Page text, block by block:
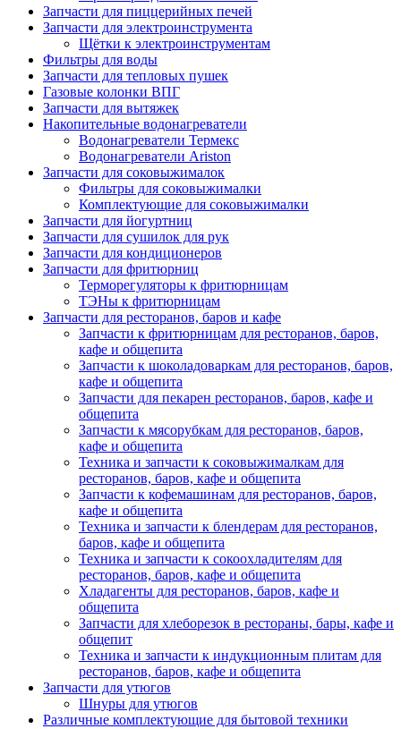
Запчасти для пиццерийных печей
Запчасти для электроинструмента
Щётки к электроинструментам
Фильтры для воды
Запчасти для тепловых пушек
Газовые колонки ВПГ
Запчасти для вытяжек
Накопительные водонагреватели
Водонагреватели Термекс
Водонагреватели Ariston
Запчасти для соковыжималок
Фильтры для соковыжималки
Комплектующие для соковыжималки
Запчасти для йогуртниц
Запчасти для сушилок для рук
Запчасти для кондиционеров
Запчасти для фритюрниц
Терморегуляторы к фритюрницам
ТЭНы к фритюрницам
Запчасти для ресторанов, баров и кафе
Запчасти к фритюрницам для ресторанов, баров,
кафе и общепита
Запчасти к шоколадоваркам для ресторанов, баров,
кафе и общепита
Запчасти для пекарен ресторанов, баров, кафе и
общепита
Запчасти к мясорубкам для ресторанов, баров,
кафе и общепита
Техника и запчасти к соковыжималкам для
ресторанов, баров, кафе и общепита
Запчасти к кофемашинам для ресторанов, баров,
кафе и общепита
Техника и запчасти к блендерам для ресторанов,
баров, кафе и общепита
Техника и запчасти к сокоохладителям для
ресторанов, баров, кафе и общепита
Хладагенты для ресторанов, баров, кафе и
общепита
Запчасти для хлеборезок в рестораны, бары, кафе и
общепит
Техника и запчасти к индукционным плитам для
ресторанов, баров, кафе и общепита
Запчасти для утюгов
Шнуры для утюгов
Различные комплектующие для бытовой техники